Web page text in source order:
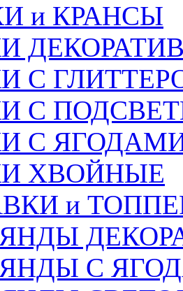
и КРАНСЫ
С
С
С
ХВОЙНЫЕ
и
С